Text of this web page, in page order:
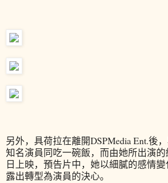
另外，具荷拉在離開DSPMedia Ent.後
知名演員同吃一碗飯，而由她所出演
日上映，預告片中，她以細膩的感情
露出轉型為演員的決心。